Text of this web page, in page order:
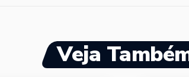
Veja